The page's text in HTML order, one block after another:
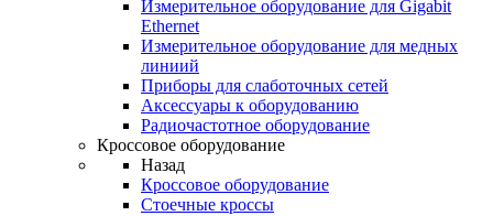
Измерительное оборудование для Gigabit
Ethernet
Измерительное оборудование для медных
линиий
Приборы для слаботочных сетей
Аксессуары к оборудованию
Радиочастотное оборудование
Кроссовое оборудование
Назад
Кроссовое оборудование
Стоечные кроссы